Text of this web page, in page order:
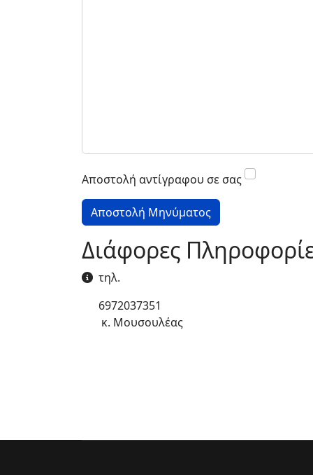
Αποστολή αντίγραφου σε σας
Αποστολή Μηνύματος
Διάφορες
Διάφορες Πληροφορίες
τηλ.
6972037351
κ. Μουσουλέας